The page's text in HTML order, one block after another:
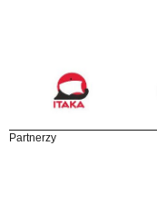
Partnerzy